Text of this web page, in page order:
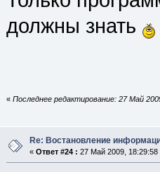
должны знать
«Последнее редактирование: 27 Май
Re: Востановление
« Ответ #24 : 27 Май 2009, 18:29:58